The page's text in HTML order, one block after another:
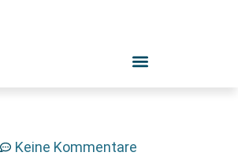
Keine Kommentare